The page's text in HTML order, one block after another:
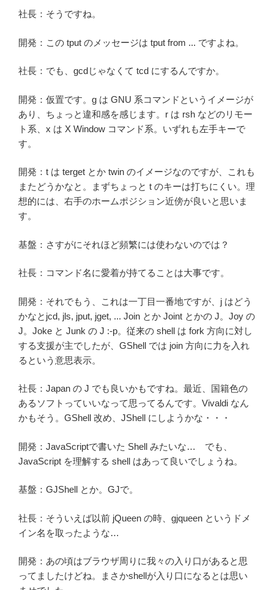
社長：そうですね。
開発：この tput のメッセージは tput from ... ですよね。
社長：でも、gcdじゃなくて tcd にするんですか。
開発：仮置です。g は GNU 系コマンドというイメージが
あり、ちょっと違和感を感じます。r は rsh などのリモー
ト系、x は X Window コマンド系。いずれも左手キーで
す。
開発：t は terget とか twin のイメージなのですが、これも
またどうかなと。まずちょっと t のキーは打ちにくい。理
想的には、右手のホームポジション近傍が良いと思いま
す。
基盤：さすがにそれほど頻繁には使わないのでは？
社長：コマンド名に愛着が持てることは大事です。
開発：それでもう、これは一丁目一番地ですが、j はどう
かなとjcd, jls, jput, jget, ... Join とか Joint とかの J。Joy の
J。Joke と Junk の J :-p。従来の shell は fork 方向に対し
する支援が主でしたが、GShell では join 方向に力を入れ
るという意思表示。
社長：Japan の J でも良いかもですね。最近、国籍色の
あるソフトっていいなって思ってるんです。Vivaldi なん
かもそう。GShell 改め、JShell にしようかな・・・
開発：JavaScriptで書いた Shell みたいな… でも、
JavaScript を理解する shell はあって良いでしょうね。
基盤：GJShell とか。GJで。
社長：そういえば以前 jQueen の時、gjqueen というドメ
イン名を取ったような…
開発：あの頃はブラウザ周りに我々の入り口があると思
ってましたけどね。まさかshellが入り口になるとは思い